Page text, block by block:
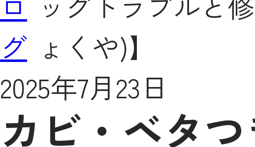
グ ょくや)】
2025年7月23日
カビ・ベタ